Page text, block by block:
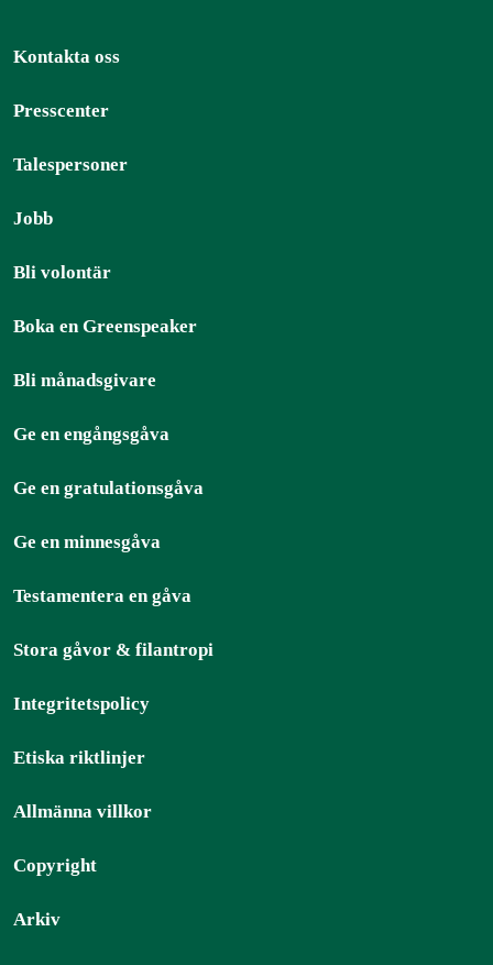
Kontakta oss
Presscenter
Talespersoner
Jobb
Bli volontär
Boka en Greenspeaker
Bli månadsgivare
Ge en engångsgåva
Ge en gratulationsgåva
Ge en minnesgåva
Testamentera en gåva
Stora gåvor & filantropi
Integritetspolicy
Etiska riktlinjer
Allmänna villkor
Copyright
Arkiv